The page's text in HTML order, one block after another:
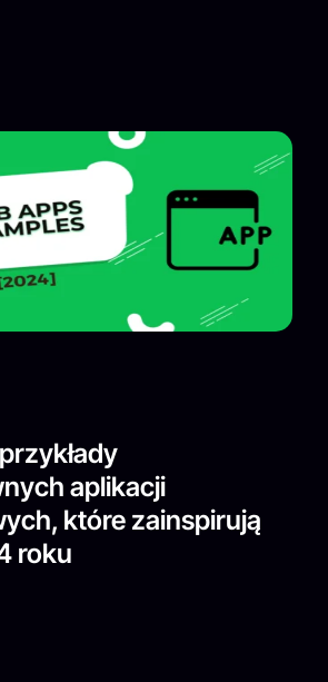
aplikacji
które zainspirują
roku